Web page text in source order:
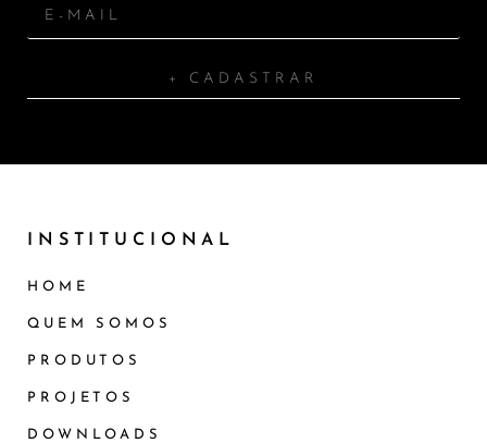
+ CADASTRAR
INSTITUCIONAL
HOME
QUEM SOMOS
PRODUTOS
PROJETOS
DOWNLOADS